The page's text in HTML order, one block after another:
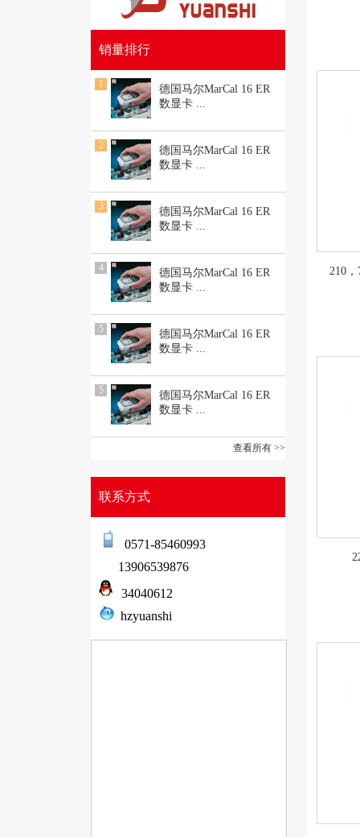
销量排行
1
德国马尔MarCal 16 ER
数显卡
2
德国马尔MarCal 16 ER
数显卡
3
德国马尔MarCal 16 ER
数显卡
4
德国马尔MarCal 16 ER
数显卡
5
德国马尔MarCal 16 ER
数显卡
5
德国马尔MarCal 16 ER
数显卡
查看所有 >>
联系方式
0571-85460993
13906539876
34040612
hzyuanshi
210